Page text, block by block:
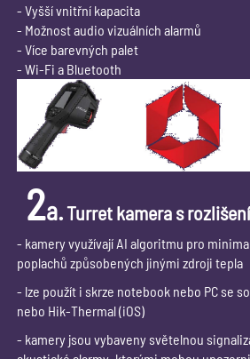
- Vyšší vnitřní kapacita
- Možnost audio vizuálních alarmů
- Více barevných palet
- Wi-Fi a Bluetooth
2a.Turret kamera s
- kamery využívají AI algoritmu pro
poplachů způsobených jinými zdroji tepla
- lze použít i skrze notebook nebo PC se
nebo Hik-Thermal (iOS)
- kamery jsou vybaveny světelnou